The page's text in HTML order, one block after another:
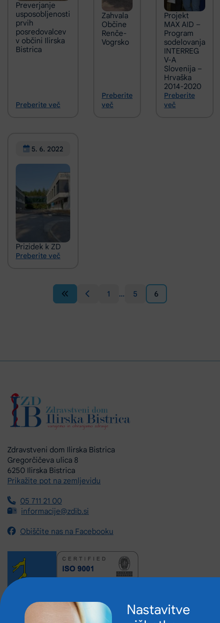
Nastavitve
Preverjanje
usposobljenosti
prvih
posredovalcev
v občini Ilirska
Bistrica
Preberite več
Zahvala
Občine
Renče-
Vogrsko
Preberite
več
Projekt
MAX AID –
Program
sodelovanja
INTERREG
V-A
Slovenija –
Hrvaška
2014-2020
Preberite
več
5. 6. 2022
Prizidek k ZD
Preberite več
1 … 5 6
Zdravstveni dom Ilirska Bistrica
Gregorčičeva ulica 8
6250 Ilirska Bistrica
Prikažite pot na zemljevidu
05 711 21 00
informacije@zdib.si
Obiščite nas na Facebooku